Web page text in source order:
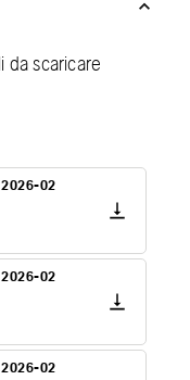
da scaricare
2026-02
2026-02
2026-02